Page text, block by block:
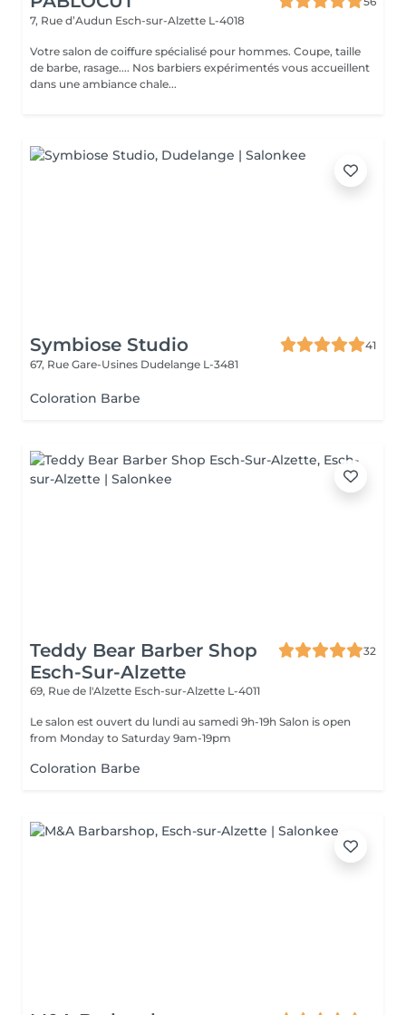
7, Rue d’Audun Esch-sur-Alzette L-4018
Votre salon de coiffure spécialisé pour hommes. Coupe, taille
de barbe, rasage.... Nos barbiers expérimentés vous accueillent
dans une ambiance chale...
Symbiose Studio
41
67, Rue Gare-Usines Dudelange L-3481
Coloration Barbe
Teddy Bear Barber Shop
Esch-Sur-Alzette
32
69, Rue de l'Alzette Esch-sur-Alzette L-4011
Le salon est ouvert du lundi au samedi 9h-19h Salon is open
from Monday to Saturday 9am-19pm
Coloration Barbe